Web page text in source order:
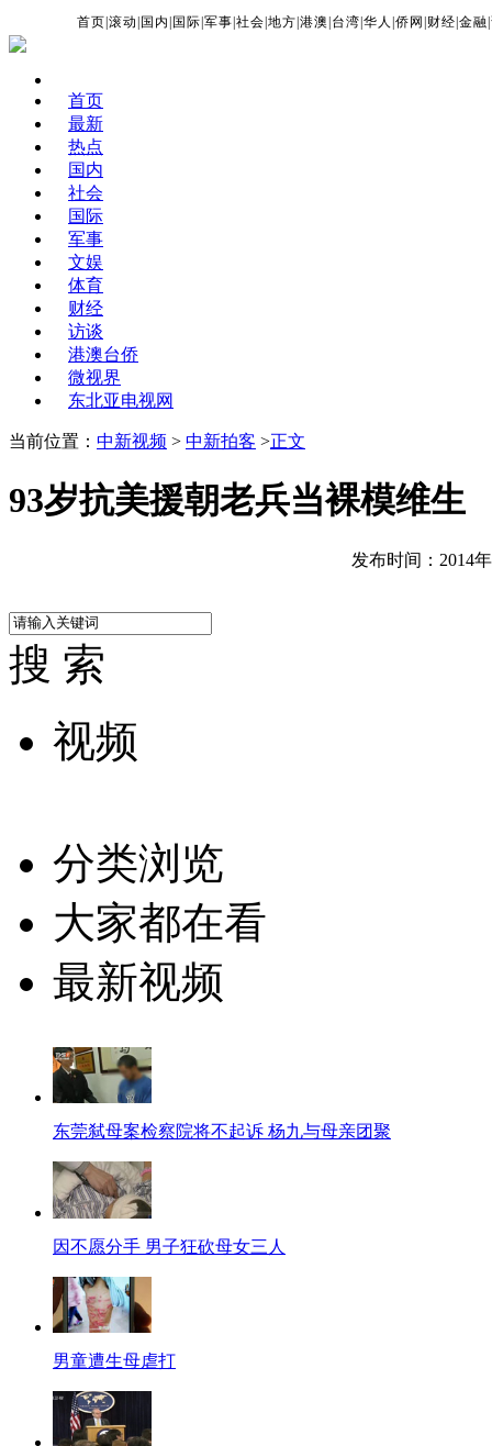
首页 |滚动 国内 国际 |军事 |社会 |地方 |港澳 台湾 |华人 |侨网 财经 |金融 |
首页
最新
热点
国内
社会
国际
军事
文娱
体育
财经
访谈
港澳台侨
微视界
东北亚电视网
当前位置： 中新视频 > 中新拍客 >正文
93岁抗美援朝老兵当裸模维生
发布时间：2014
搜 索
视频
分类浏览
大家都在看
最新视频
东莞弑母案检察院将不起诉 杨九与母亲团聚
因不愿分手 男子狂砍母女三人
男童遭生母虐打